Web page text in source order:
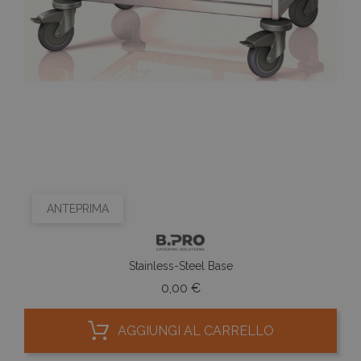
ANTEPRIMA
Stainless-Steel Base
0,00 €Prezzo
AGGIUNGI AL CARRELLO